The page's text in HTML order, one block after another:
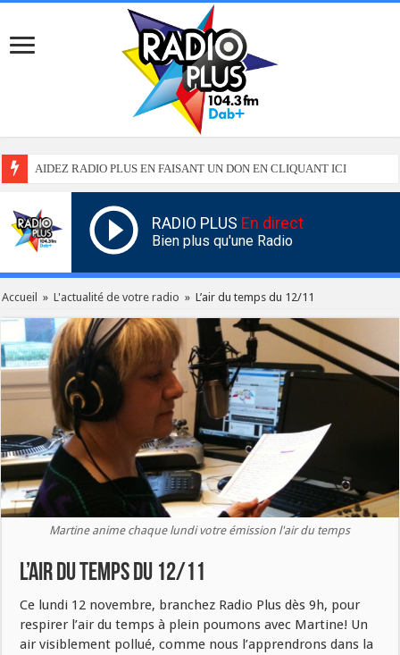
AIDEZ RADIO PLUS EN FAISANT UN DON EN CLIQUANT ICI
RADIO PLUS En direct
Bien plus qu'une Radio
Accueil » L'actualité de votre radio » L’air du temps du 12/11
Martine anime chaque lundi votre émission l'air du temps
L’air du temps du 12/11
Ce lundi 12 novembre, branchez Radio Plus dès 9h, pour
respirer l’air du temps à plein poumons avec Martine! Un
air visiblement pollué, comme nous l’apprendrons dans la